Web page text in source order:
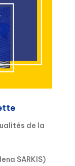
de la
SARKIS)